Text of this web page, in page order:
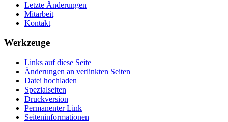
Letzte Änderungen
Mitarbeit
Kontakt
Werkzeuge
Links auf diese Seite
Änderungen an verlinkten Seiten
Datei hochladen
Spezialseiten
Druckversion
Permanenter Link
Seiten­­informationen